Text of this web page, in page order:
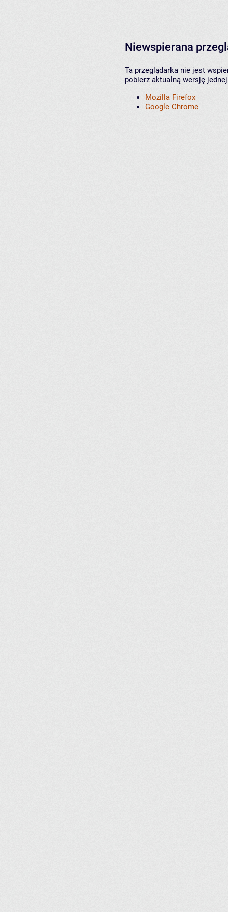
Niewspierana
Ta przeglądarka nie jest
pobierz aktualną wersję
Mozilla Firefox
Google Chrome